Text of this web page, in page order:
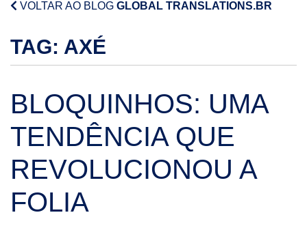
VOLTAR AO BLOG GLOBAL TRANSLATIONS.BR
TAG: AXÉ
BLOQUINHOS: UMA
TENDÊNCIA QUE
REVOLUCIONOU A
FOLIA